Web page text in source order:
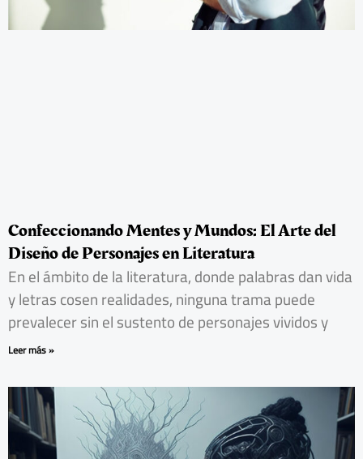
Confeccionando Mentes y Mundos: El Arte del
Diseño de Personajes en Literatura
En el ámbito de la literatura, donde palabras dan vida
y letras cosen realidades, ninguna trama puede
prevalecer sin el sustento de personajes vividos y
Leer más »